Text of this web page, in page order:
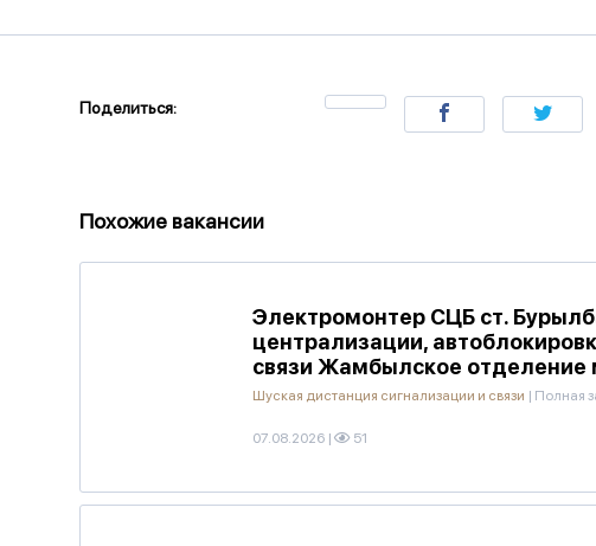
Поделиться:
Похожие вакансии
Электромонтер СЦБ ст.
централизации,
связи Жамбылское отделение
Шуская дистанция сигнализации и связи | Полная
07.08.2026 | 51